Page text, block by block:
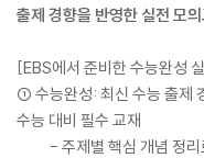
출제 경향을 반영한 실전 모
[EBS에서 준비한 수능완성
① 수능완성: 최신 수능 출제
수능 대비 필수 교재
- 주제별 핵심 개념 정리